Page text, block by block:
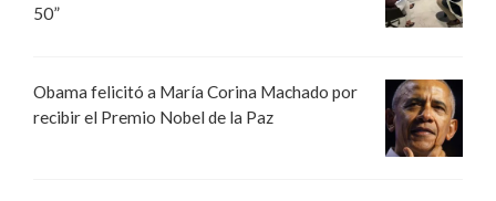
50”
Obama felicitó a María Corina Machado por
recibir el Premio Nobel de la Paz